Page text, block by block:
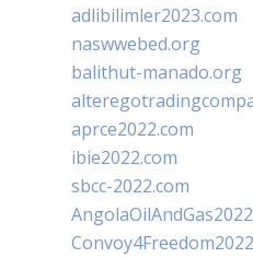
adlibilimler2023.com
naswwebed.org
balithut-manado.org
aprce2022.com
ibie2022.com
sbcc-2022.com